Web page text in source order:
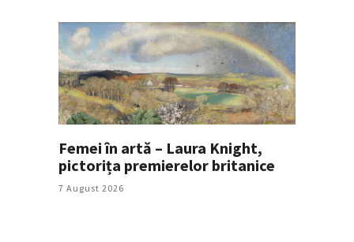
Femei în artă – Laura Knight,
pictorița premierelor britanice
7 August 2026